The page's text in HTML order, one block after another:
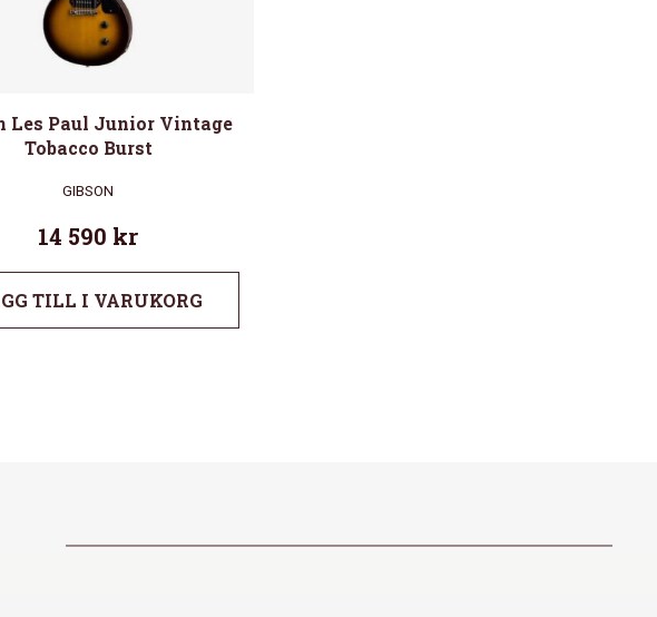
Les Paul Junior Vintage
Tobacco Burst
GIBSON
14 590 kr
TILL I VARUKORG